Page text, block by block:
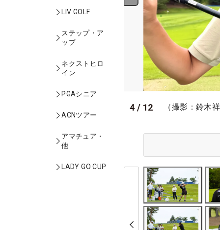
LIV GOLF
ステップ・ア
ップ
ネクストヒロ
イン
PGAシニア
ACNツアー
アマチュア・
他
LADY GO CUP
4 / 12 （撮影：鈴木